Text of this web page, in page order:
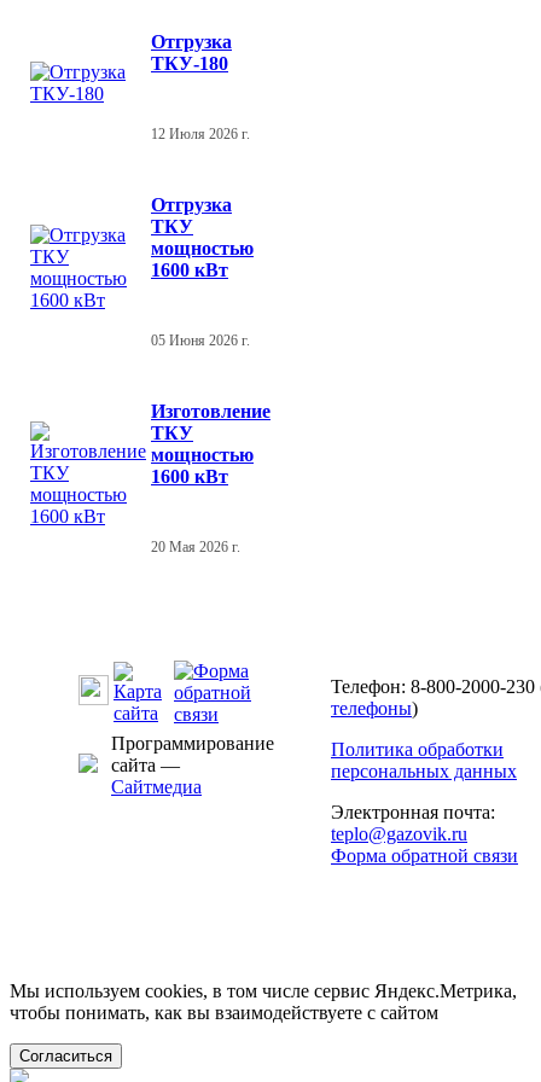
Отгрузка
ТКУ-180
12 Июля 2026 г.
Отгрузка
ТКУ
мощностью
1600 кВт
05 Июня 2026 г.
Изготовление
ТКУ
мощностью
1600 кВт
20 Мая 2026 г.
Программирование
сайта —
Сайтмедиа
Телефон: 8-800-2000-230
телефоны)
Политика обработки
персональных данных
Электронная почта:
teplo@gazovik.ru
Форма обратной связи
Мы используем cookies, в том числе сервис Яндекс.Метрика,
чтобы понимать, как вы взаимодействуете с сайтом
Согласиться